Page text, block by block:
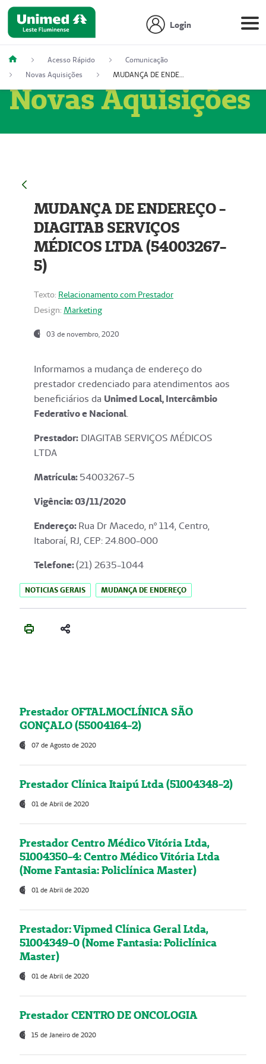
Login
Acesso Rápido
Comunicação
Novas Aquisições
MUDANÇA DE ENDEREÇO - DIAGITAB SERVIÇOS MÉDICOS LTDA (54003267-5)
Novas Aquisições
MUDANÇA DE ENDEREÇO -
DIAGITAB SERVIÇOS
MÉDICOS LTDA (54003267-
5)
Texto: Relacionamento com Prestador
Design: Marketing
03 de novembro, 2020
Informamos a mudança de endereço do
prestador credenciado para atendimentos aos
beneficiários da Unimed Local, Intercâmbio
Federativo e Nacional.
Prestador: DIAGITAB SERVIÇOS MÉDICOS
LTDA
Matrícula:54003267-5
Vigência: 03/11/2020
Endereço:Rua Dr Macedo, nº 114, Centro,
Itaboraí, RJ, CEP: 24.800-000
Telefone:(21) 2635-1044
NOTICIAS GERAIS MUDANÇA DE ENDEREÇO
Prestador OFTALMOCLÍNICA SÃO
GONÇALO (55004164-2)
07 de Agosto de 2020
Prestador Clínica Itaipú Ltda (51004348-2)
01 de Abril de 2020
Prestador Centro Médico Vitória Ltda,
51004350-4: Centro Médico Vitória Ltda
(Nome Fantasia: Policlínica Master)
01 de Abril de 2020
Prestador: Vipmed Clínica Geral Ltda,
51004349-0 (Nome Fantasia: Policlínica
Master)
01 de Abril de 2020
Prestador CENTRO DE ONCOLOGIA
15 de Janeiro de 2020